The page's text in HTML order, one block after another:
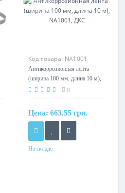
Код товара: NA1001
Антикоррозионная лента
(ширина 100 мм, длина 10 м),
NA1001, ДКС 0
Цена: 663.55 грн.
На складе